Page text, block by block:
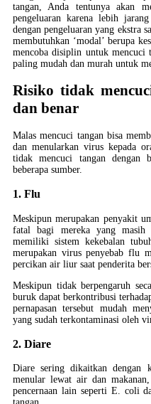
tangan, Anda tentunya akan
pengeluaran karena lebih
dengan pengeluaran yang ekstra
membutuhkan ‘modal’ berupa
mencoba disiplin untuk mencuci
paling mudah dan murah untuk
Risiko tidak
dan benar
Malas mencuci tangan bisa
dan menularkan virus kepada
tidak mencuci tangan dengan
beberapa sumber.
1. Flu
Meskipun merupakan penyakit
fatal bagi mereka yang
memiliki sistem kekebalan
merupakan virus penyebab flu
percikan air liur saat penderita
Meskipun tidak berpengaruh
buruk dapat berkontribusi
pernapasan tersebut mudah
yang sudah terkontaminasi oleh
2. Diare
Diare sering dikaitkan dengan
menular lewat air dan
pencernaan lain seperti E. coli